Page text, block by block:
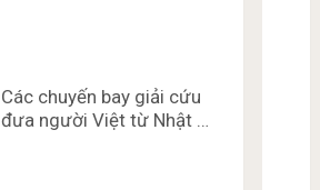
Các chuyến bay giải cứu
đưa người Việt từ Nhật …